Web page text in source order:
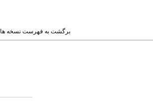
برگشت به فهرست نسخه ها